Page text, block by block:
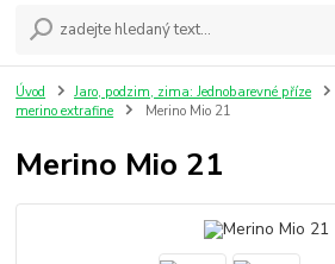
Úvod Jaro, podzim, zima: Jednobarevné příze
merino extrafine
Merino Mio 21
Merino Mio 21